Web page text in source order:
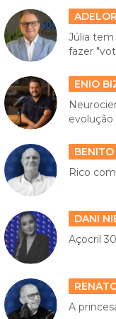
Júlia tem
fazer
ENIO
evolução
Rico
DANI
Açocril
A